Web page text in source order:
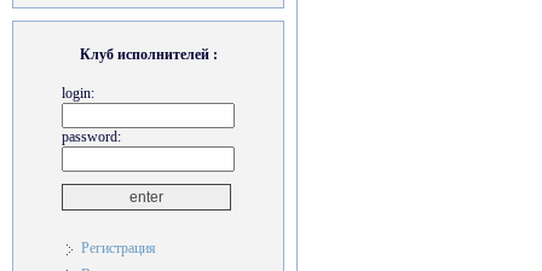
Клуб исполнителей :
login:
password:
Регистрация